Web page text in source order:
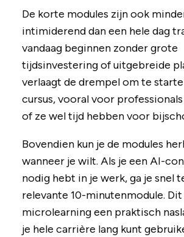
De korte modules zijn ook
intimiderend dan een hele dag
vandaag beginnen zonder grote
tijdsinvestering of uitgebreide
verlaagt de drempel om te
cursus, vooral voor
of ze wel tijd hebben voor
Bovendien kun je de modules
wanneer je wilt. Als je een AI-
nodig hebt in je werk, ga je snel
relevante 10-minutenmodule.
microlearning een praktisch
je hele carrière lang kunt